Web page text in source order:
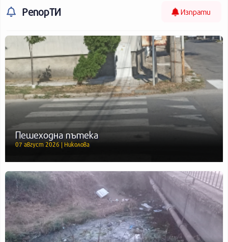
РепорТИ Изпрати
Пешеходна пътека
07 август 2026 | Николова